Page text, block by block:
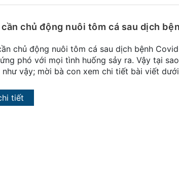
cần chủ động nuôi tôm cá sau dịch
chủ động nuôi tôm cá sau dịch bệnh
phó với mọi tình huống sảy ra. Vậy tại
như vậy; mời bà con xem chi tiết bài viết
tiết